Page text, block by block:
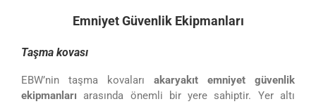
Emniyet Güvenlik Ekipmanları
Taşma kovası
EBW’nin taşma kovaları akaryakıt emniyet güvenlik
ekipmanları arasında önemli bir yere sahiptir. Yer altı